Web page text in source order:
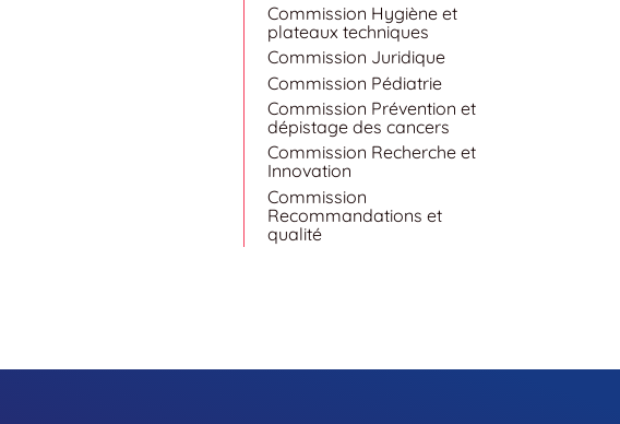
Commission Hygiène et
plateaux techniques
Commission Juridique
Commission Pédiatrie
Commission Prévention et
dépistage des cancers
Commission Recherche et
Innovation
Commission
Recommandations et
qualité